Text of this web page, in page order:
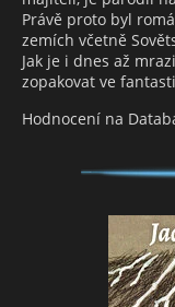
Právě proto byl
zemích včetně
Jak je i dnes až
zopakovat ve
Hodnocení na